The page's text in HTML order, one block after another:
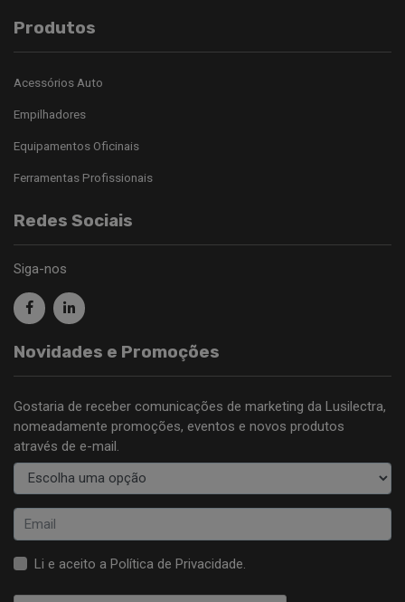
Produtos
Acessórios Auto
Empilhadores
Equipamentos Oficinais
Ferramentas Profissionais
Redes Sociais
Siga-nos
Novidades e Promoções
Gostaria de receber comunicações de marketing da Lusilectra,
nomeadamente promoções, eventos e novos produtos
através de e-mail.
Li e aceito a Política de Privacidade